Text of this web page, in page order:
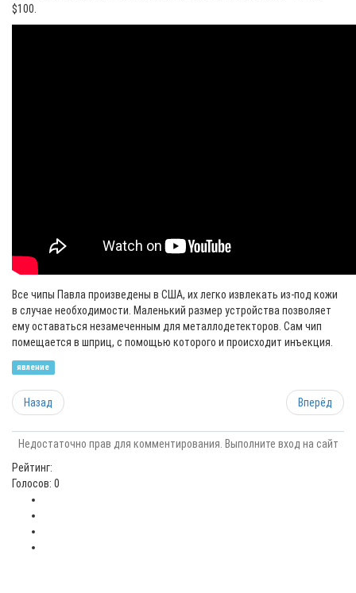
$100.
Все чипы Павла произведены в США, их легко извлекать из-под кожи
в случае необходимости. Маленький размер устройства позволяет
ему оставаться незамеченным для металлодетекторов. Сам чип
помещается в шприц, с помощью которого и происходит инъекция.
явление
Назад Вперёд
Недостаточно прав для комментирования. Выполните вход на сайт
Рейтинг:
Голосов: 0